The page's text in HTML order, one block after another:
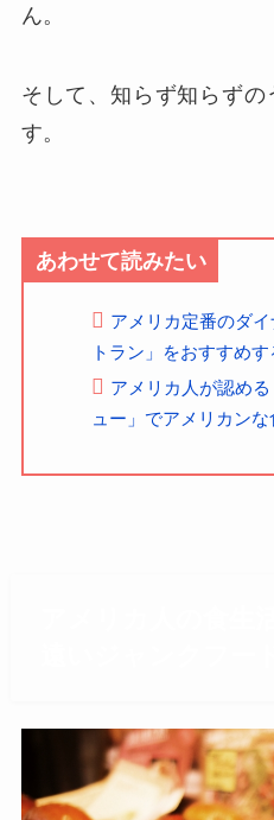
ん。
そして、知らず知らず
す。
あわせて読みたい
アメリカ定番のダ
トラン」をおすすめ
アメリカ人が認め
ュー」でアメリカンな